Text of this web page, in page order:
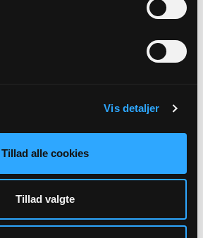
Vis detaljer
Tillad alle cookies
Tillad valgte
-